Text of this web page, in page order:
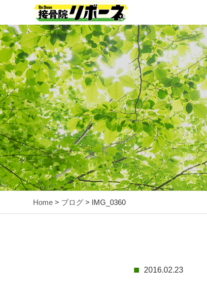
Home > ブログ > IMG_0360
2016.02.23